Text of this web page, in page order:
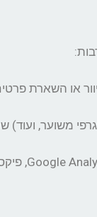
או השארת